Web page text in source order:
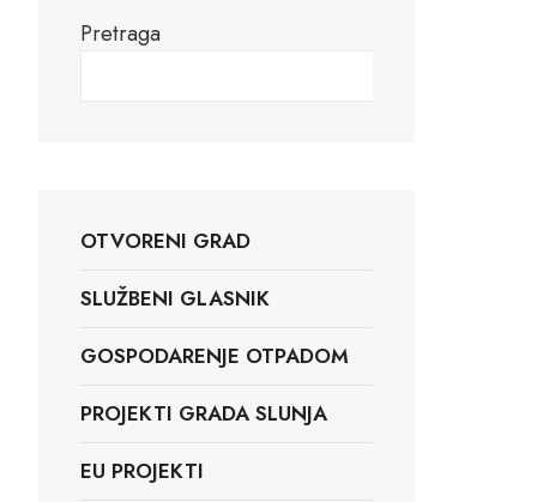
Pretraga
OTVORENI GRAD
SLUŽBENI GLASNIK
GOSPODARENJE OTPADOM
PROJEKTI GRADA SLUNJA
EU PROJEKTI